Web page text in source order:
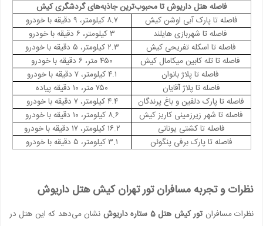
فاصله هتل داریوش تا محبوب‌ترین جاذبه‌های گردشگری کیش
فاصله تا پارک آبی اوشن کیش
۸.۷ کیلومتر، ۹ دقیقه با خودرو
فاصله تا شهربازی هایلند
۳ کیلومتر، ۶ دقیقه با خودرو
فاصله تا اسکله تفریحی کیش
۲.۳ کیلومتر، ۵ دقیقه با خودرو
فاصله تا تله کابین میکامال کیش
۴۵۰ متر، ۶ دقیقه با خودرو
فاصله تا پلاژ بانوان
۴.۱ کیلومتر، ۷ دقیقه با خودرو
فاصله تا پلاژ آقایان
۷۵۰ متر، ۱۰ دقیقه پیاده
فاصله تاپارک دلفین و باغ پرندگان
۴.۴ کیلومتر، ۷ دقیقه با خودرو
فاصله تا شهر زیرزمینی کاریز کیش
۸.۶ کیلومتر، ۱۰ دقیقه با خودرو
فاصله تاکشتی یونانی
۱۶.۲ کیلومتر، ۱۷ دقیقه با خودرو
فاصله تاپارک برفی پنگوئن ۳.۱ کیلومتر، ۵ دقیقه با خودرو
نظرات و تجربه مسافران تور تهران کیش هتل داریوش
نظرات مسافران تور کیش هتل 5 ستاره داریوش
نشان می‌دهد که این هتل در